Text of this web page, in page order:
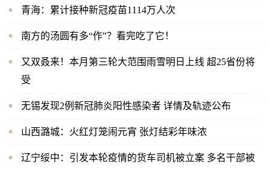
青海：累计接种新冠疫苗1114万人次
南方的汤圆有多“作”？看完吃了它！
又双叒来！本月第三轮大范围雨雪明日上线 超25省份将
受
无锡发现2例新冠肺炎阳性感染者 详情及轨迹公布
山西潞城：火红灯笼闹元宵 张灯结彩年味浓
辽宁绥中：引发本轮疫情的货车司机被立案 多名干部被